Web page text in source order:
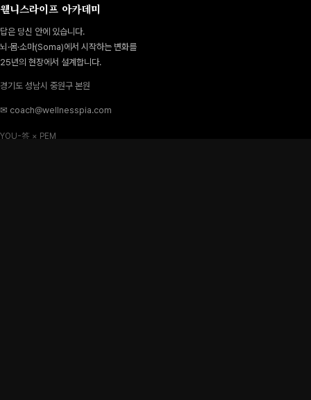
웰니스라이프 아카데미
답은 당신 안에 있습니다.
뇌·몸·소마(Soma)에서 시작하는 변화를
25년의 현장에서 설계합니다.
경기도 성남시 중원구 본원
✉ coach@wellnesspia.com
YOU-答 × PEM